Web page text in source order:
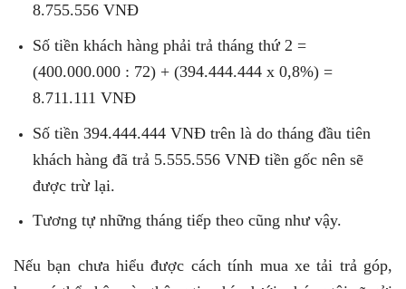
8.755.556 VNĐ
Số tiền khách hàng phải trả tháng thứ 2 =
(400.000.000 : 72) + (394.444.444 x 0,8%) =
8.711.111 VNĐ
Số tiền 394.444.444 VNĐ trên là do tháng đầu tiên
khách hàng đã trả 5.555.556 VNĐ tiền gốc nên sẽ
được trừ lại.
Tương tự những tháng tiếp theo cũng như vậy.
Nếu bạn chưa hiểu được cách tính mua xe tải trả góp,